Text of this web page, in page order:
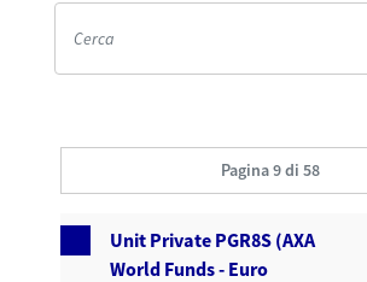
Pagina 9 di 58
Unit Private PGR8S (AXA
World Funds - Euro